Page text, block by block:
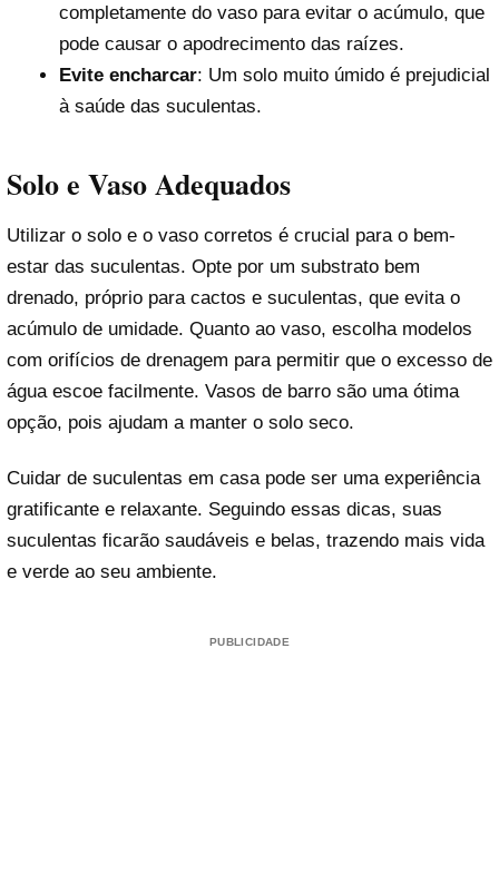
completamente do vaso para evitar o acúmulo, que
pode causar o apodrecimento das raízes.
Evite encharcar: Um solo muito úmido é prejudicial
à saúde das suculentas.
Solo e Vaso Adequados
Utilizar o solo e o vaso corretos é crucial para o bem-
estar das suculentas. Opte por um substrato bem
drenado, próprio para cactos e suculentas, que evita o
acúmulo de umidade. Quanto ao vaso, escolha modelos
com orifícios de drenagem para permitir que o excesso de
água escoe facilmente. Vasos de barro são uma ótima
opção, pois ajudam a manter o solo seco.
Cuidar de suculentas em casa pode ser uma experiência
gratificante e relaxante. Seguindo essas dicas, suas
suculentas ficarão saudáveis e belas, trazendo mais vida
e verde ao seu ambiente.
PUBLICIDADE